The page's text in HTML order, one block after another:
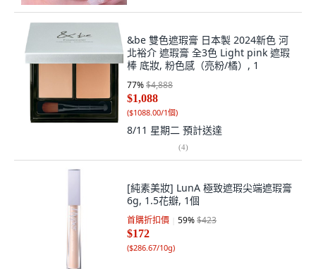
&be 雙色遮瑕膏 日本製 2024新色 河
北裕介 遮瑕膏 全3色 Light pink 遮瑕
棒 底妝, 粉色感（亮粉/橘）, 1
77%$4,888
$1,088
($1088.00/1個)
8/11 星期二 預計送達
(4)
[純素美妝] LunA 極致遮瑕尖端遮瑕膏
6g, 1.5花瓣, 1個
首購折扣價 59%$423
$172
($286.67/10g)